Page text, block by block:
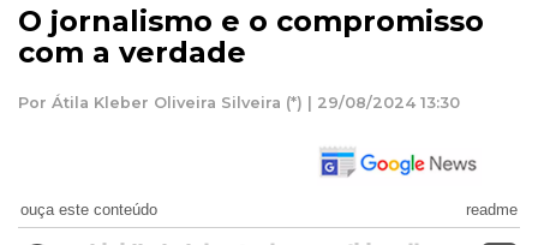
O jornalismo e o compromisso
com a verdade
Por Átila Kleber Oliveira Silveira (*) | 29/08/2024 13:30
ouça este conteúdo readme